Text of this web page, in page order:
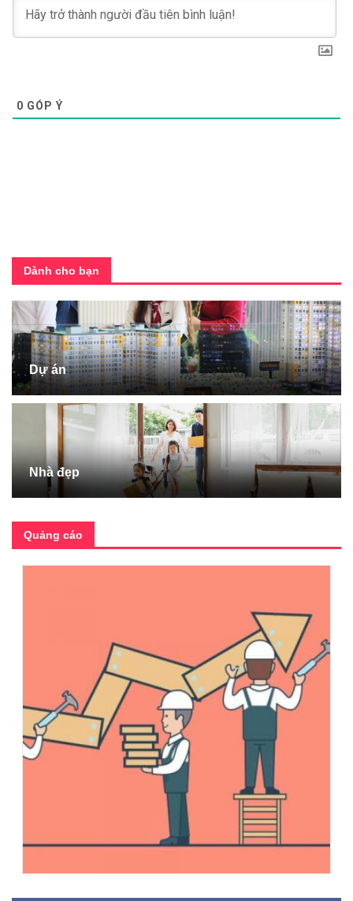
0 GÓP Ý
Dành cho bạn
Dự án
Nhà đẹp
Quảng cáo